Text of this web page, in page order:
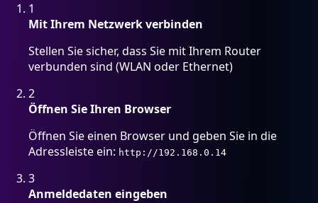
1
Mit Ihrem Netzwerk verbinden
Stellen Sie sicher, dass Sie mit Ihrem Router
verbunden sind (WLAN oder Ethernet)
2
Öffnen Sie Ihren Browser
Öffnen Sie einen Browser und geben Sie in die
Adressleiste ein: http://192.168.0.14
3
Anmeldedaten eingeben